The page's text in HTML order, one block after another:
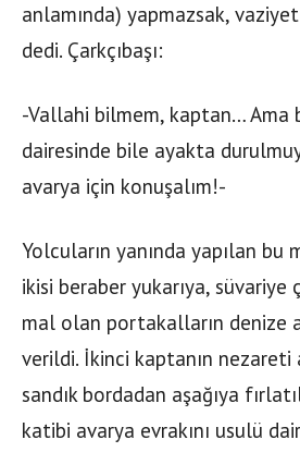
anlamında) yapmazsak,
dedi. Çarkçıbaşı:
-Vallahi bilmem, kaptan… Ama
dairesinde bile ayakta
avarya için konuşalım!-
Yolcuların yanında yapılan bu
ikisi beraber yukarıya, süvariye
mal olan portakalların denize
verildi. İkinci kaptanın
sandık bordadan aşağıya
katibi avarya evrakını usulü